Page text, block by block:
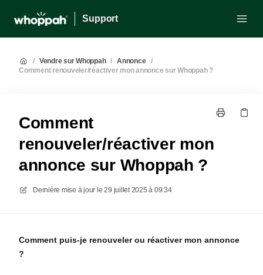
Support
/ Vendre sur Whoppah / Annonce
/
Comment renouveler/réactiver mon annonce sur Whoppah ?
Comment
renouveler/réactiver mon
annonce sur Whoppah ?
Dernière mise à jour le 29 juillet 2025 à 09:34
Comment puis-je renouveler ou réactiver mon annonce
?